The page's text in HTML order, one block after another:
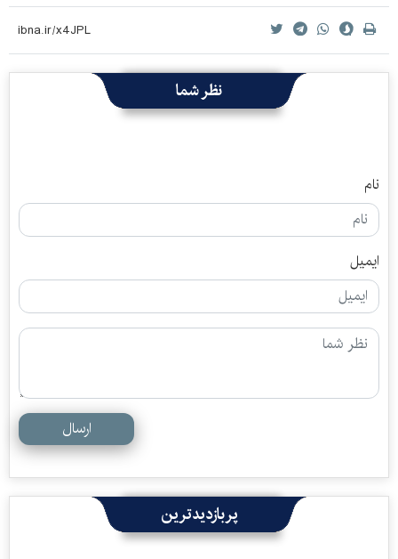
نظر شما
نام
ایمیل
ارسال
پربازدیدترین